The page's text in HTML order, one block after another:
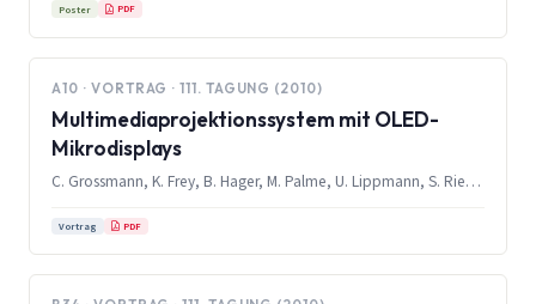
Poster PDF
A10 · VORTRAG · 111. TAGUNG (2010)
Multimediaprojektionssystem mit OLED-
Mikrodisplays
C. Grossmann, K. Frey, B. Hager, M. Palme, U. Lippmann, S. Riehemann, G. Notni
Vortrag PDF